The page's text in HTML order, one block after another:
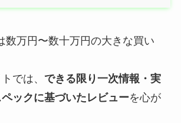
数万円〜数十万円の大きな買い
では、 できる限り一次情報・実
ックに基づいたレビューを心が